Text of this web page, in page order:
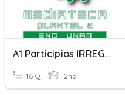
A1 Participios IRREGULARES Con Auxiliar AVERE
16 Q 2nd